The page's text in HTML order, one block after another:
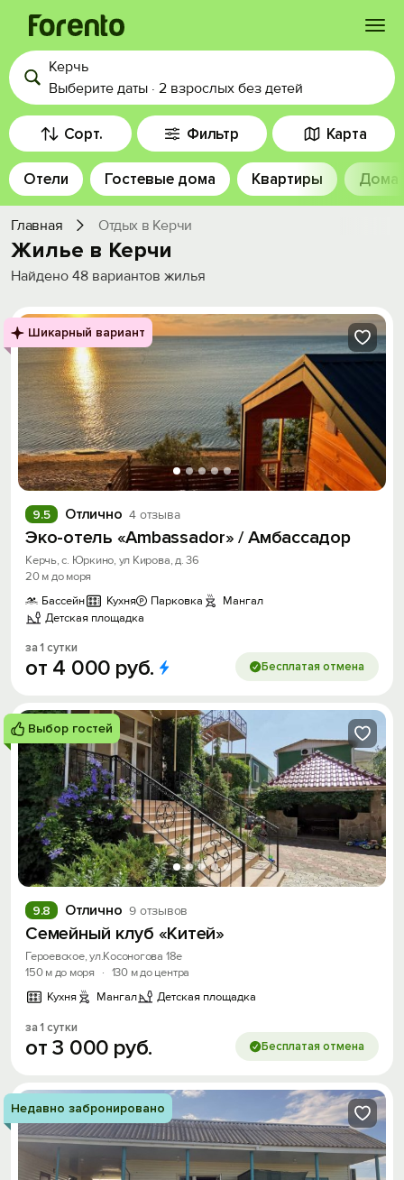
Войти
Избранное
История просмотра
Добавить свой объект
Керчь
Выберите даты · 2 взрослых без детей
Сорт. Фильтр Карта
Отели Гостевые дома Квартиры Дома
Главная Отдых в Керчи
Жилье в Керчи
Найдено 48 вариантов жилья
Шикарный вариант
Отлично 4 отзыва
9.5
Эко-отель «Ambassador» / Амбассадор
Керчь, с. Юркино, ул Кирова, д. 36
20 м до моря
Бассейн
Кухня Парковка
Мангал
Детская площадка
за 1 сутки
от 4 000 руб. Бесплатая отмена
Выбор гостей
Отлично 9 отзывов
9.8
Семейный клуб «Китей»
Героевское, ул.Косоногова 18е
150 м до моря
· 130 м до центра
Кухня
Мангал Детская площадка
за 1 сутки
от3 000 руб. Бесплатая отмена
Недавно забронировано